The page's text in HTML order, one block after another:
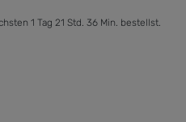
1 Tag 21 Std. 36 Min. bestellst.